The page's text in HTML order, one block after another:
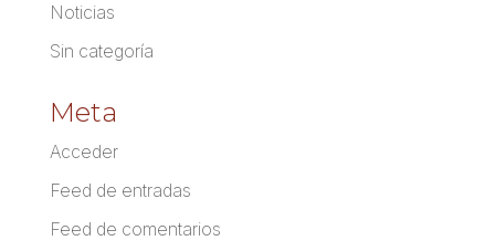
Noticias
Sin categoría
Meta
Acceder
Feed de entradas
Feed de comentarios